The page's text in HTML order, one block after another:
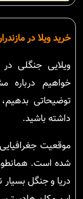
خرید ویلا در
ویلایی جنگلی
خواهیم درباره
توضیحاتی
داشته باشید.
موقعیت
شده است.
دریا و جنگل